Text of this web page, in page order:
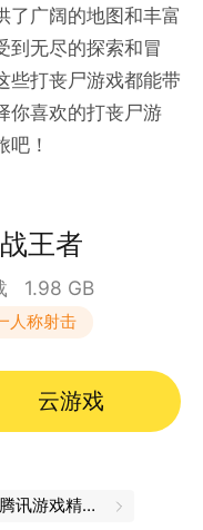
了广阔的地图和丰富
到无尽的探索和冒
些打丧尸游戏都能带
你喜欢的打丧尸游
！
王者
1.98 GB
人称射击
云游戏
腾讯游戏精品汇聚，让你畅玩不停